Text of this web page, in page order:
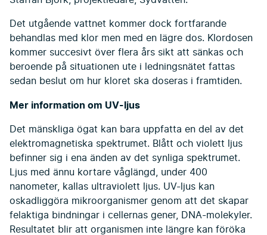
Det utgående vattnet kommer dock fortfarande
behandlas med klor men med en lägre dos. Klordosen
kommer succesivt över flera års sikt att sänkas och
beroende på situationen ute i ledningsnätet fattas
sedan beslut om hur kloret ska doseras i framtiden.
Mer information om UV-ljus
Det mänskliga ögat kan bara uppfatta en del av det
elektromagnetiska spektrumet. Blått och violett ljus
befinner sig i ena änden av det synliga spektrumet.
Ljus med ännu kortare våglängd, under 400
nanometer, kallas ultraviolett ljus. UV-ljus kan
oskadliggöra mikroorganismer genom att det skapar
felaktiga bindningar i cellernas gener, DNA-molekyler.
Resultatet blir att organismen inte längre kan föröka